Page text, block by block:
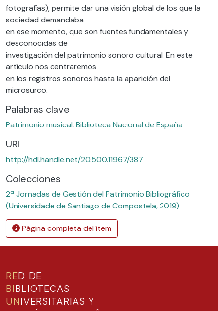
fotografías), permite dar una visión global de los que la
sociedad demandaba
en ese momento, que son fuentes fundamentales y
desconocidas de
investigación del patrimonio sonoro cultural. En este
artículo nos centraremos
en los registros sonoros hasta la aparición del
microsurco.
Palabras clave
Patrimonio musical,Biblioteca Nacional de España
URI
http://hdl.handle.net/20.500.11967/387
Colecciones
2ª Jornadas de Gestión del Patrimonio Bibliográfico
(Universidade de Santiago de Compostela, 2019)
Página completa del ítem
RED DE
BIBLIOTECAS
UNIVERSITARIAS Y